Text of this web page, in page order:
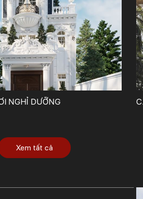
NGHỈ DƯỠNG
Xem tất cả